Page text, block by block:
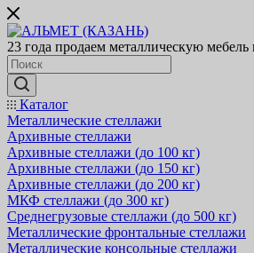
23 года продаем металлическую мебель
Каталог
Металлические стеллажи
Архивные стеллажи
Архивные стеллажи (до 100 кг)
Архивные стеллажи (до 150 кг)
Архивные стеллажи (до 200 кг)
МКФ стеллажи (до 300 кг)
Среднегрузовые стеллажи (до 500 кг)
Металлические фронтальные стеллажи
Металлические консольные стеллажи